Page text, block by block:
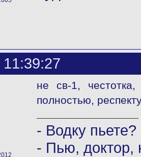
не св-1,
полностью,
- Водку пьете?
- Пью, доктор,